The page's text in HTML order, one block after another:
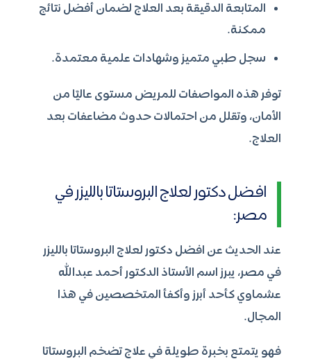
المتابعة الدقيقة بعد العلاج لضمان أفضل نتائج
ممكنة.
سجل طبي متميز وشهادات علمية معتمدة.
توفر هذه المواصفات للمريض مستوى عاليًا من
الأمان، وتقلل من احتمالات حدوث مضاعفات بعد
العلاج.
افضل دكتور لعلاج البروستاتا بالليزر في
مصر:
عند الحديث عن افضل دكتور لعلاج البروستاتا بالليزر
في مصر، يبرز اسم الأستاذ الدكتور أحمد عبدالله
عشماوي كأحد أبرز وأكفأ المتخصصين في هذا
المجال.
فهو يتمتع بخبرة طويلة في علاج تضخم البروستاتا